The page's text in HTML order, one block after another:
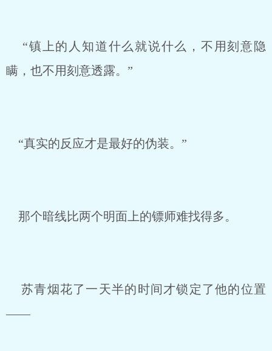
“镇上的人知道什么就说什么，不用刻意隐
瞒，也不用刻意透露。”
“真实的反应才是最好的伪装。”
那个暗线比两个明面上的镖师难找得多。
苏青烟花了一天半的时间才锁定了他的位置
——